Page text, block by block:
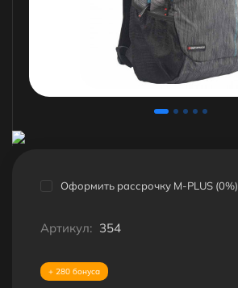
Оформить рассрочку M-PLUS (0%)
Артикул: 354
+ 280 бонуса